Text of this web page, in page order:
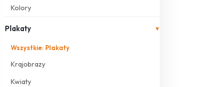
Kolory
Plakaty ▾
Wszystkie: Plakaty
Krajobrazy
Kwiaty